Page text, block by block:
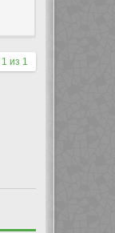
1 из 1